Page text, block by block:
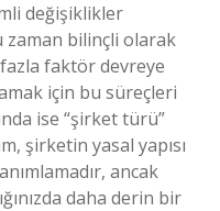
değişiklikler
zaman bilinçli olarak
faktör devreye
için bu süreçleri
ise “şirket türü”
şirketin yasal yapısı
ancak
daha derin bir